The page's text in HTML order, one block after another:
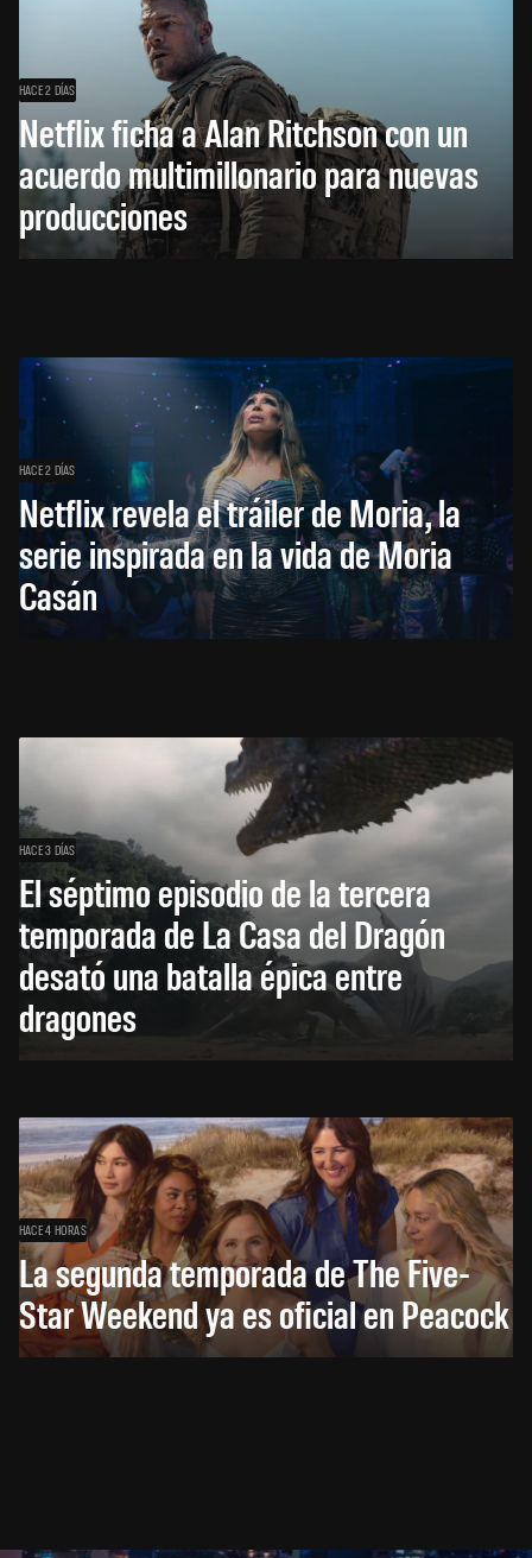
HACE 2 DÍAS
Netflix ficha a Alan Ritchson con un
acuerdo multimillonario para nuevas
producciones
HACE 2 DÍAS
Netflix revela el tráiler de Moria, la
serie inspirada en la vida de Moria
Casán
HACE 3 DÍAS
El séptimo episodio de la tercera
temporada de La Casa del Dragón
desató una batalla épica entre
dragones
HACE 4 HORAS
La segunda temporada de The Five-
Star Weekend ya es oficial en Peacock